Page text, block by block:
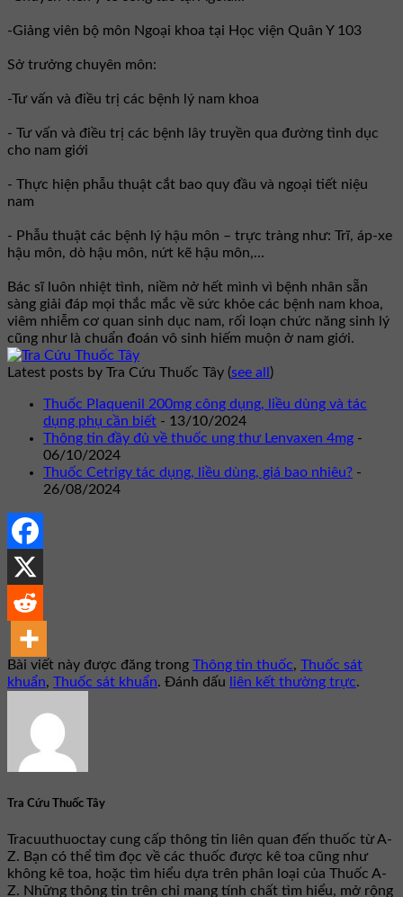
-Giảng viên bộ môn Ngoại khoa tại Học viện Quân Y 103
Sở trưởng chuyên môn:
-Tư vấn và điều trị các bệnh lý nam khoa
- Tư vấn và điều trị các bệnh lây truyền qua đường tình dục
cho nam giới
- Thực hiện phẫu thuật cắt bao quy đầu và ngoại tiết niệu
nam
- Phẫu thuật các bệnh lý hậu môn – trực tràng như: Trĩ, áp-xe
hậu môn, dò hậu môn, nứt kẽ hậu môn,...
Bác sĩ luôn nhiệt tình, niềm nở hết mình vì bệnh nhân sẵn
sàng giải đáp mọi thắc mắc về sức khỏe các bệnh nam khoa,
viêm nhiễm cơ quan sinh dục nam, rối loạn chức năng sinh lý
cũng như là chuẩn đoán vô sinh hiếm muộn ở nam giới.
Latest posts by Tra Cứu Thuốc Tây (see all )
Thuốc Plaquenil 200mg công dụng, liều dùng và tác
dụng phụ cần biết - 13/10/2024
Thông tin đầy đủ về thuốc ung thư Lenvaxen 4mg -
06/10/2024
Thuốc Cetrigy tác dụng, liều dùng, giá bao nhiêu? -
26/08/2024
Bài viết này được đăng trong Thông tin thuốc, Thuốc sát
khuẩn, Thuốc sát khuẩn. Đánh dấu liên kết thường trực.
Tra Cứu Thuốc Tây
Tracuuthuoctay cung cấp thông tin liên quan đến thuốc từ A-
Z. Bạn có thể tìm đọc về các thuốc được kê toa cũng như
không kê toa, hoặc tìm hiểu dựa trên phân loại của Thuốc A-
Z. Những thông tin trên chỉ mang tính chất tìm hiểu, mở rộng